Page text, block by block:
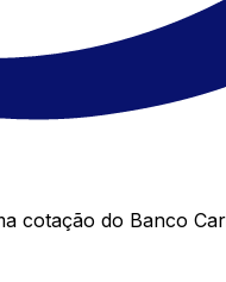
do Banco